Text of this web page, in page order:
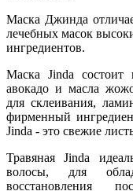
Маска Джинда
лечебных масок
ингредиентов.
Маска Jinda состоит
авокадо и масла
для склеивания,
фирменный
Jinda - это свежие
Травяная Jinda
волосы, для
восстановления